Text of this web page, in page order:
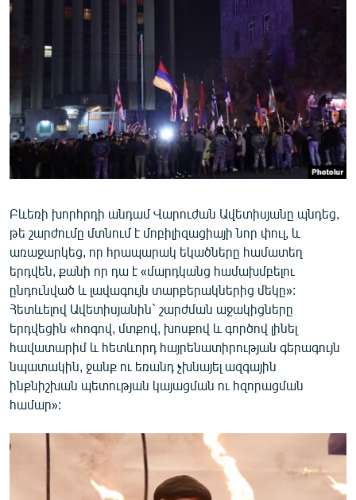
Բևեռի խորհրդի անդամ Վարուժան Ավետիսյանը պնդեց,
թե շարժումը մտնում է մոբիլիզացիայի նոր փուլ, և
առաջարկեց, որ հրապարակ եկածները համատեղ
երդվեն, քանի որ դա է «մարդկանց համախմբելու
ընդունված և լավագույն տարբերակներից մեկը»:
Հետևելով Ավետիսյանին` շարժման աջակիցները
երդվեցին «հոգով, մտքով, խոսքով և գործով լինել
հավատարիմ և հետևորդ հայրենատիրության գերագույն
նպատակին, ջանք ու եռանդ չխնայել ազգային
ինքնիշխան պետության կայացման ու հզորացման
համար»: